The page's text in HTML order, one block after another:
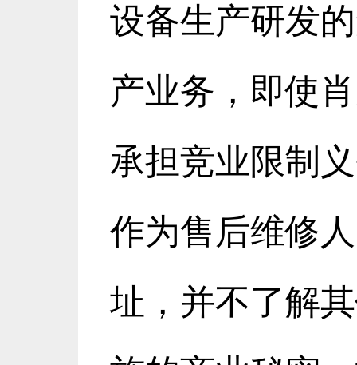
设备生产研发
产业务，即使
承担竞业限制
作为售后维修
址，并不了解